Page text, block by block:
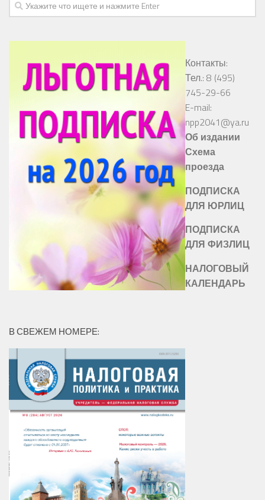
Контакты:
Тел.: 8 (495)
745-29-66
E-mail:
npp2041@ya.ru
Об издании
Схема
проезда
ПОДПИСКА
ДЛЯ ЮРЛИЦ
ПОДПИСКА
ДЛЯ ФИЗЛИЦ
НАЛОГОВЫЙ
КАЛЕНДАРЬ
В СВЕЖЕМ НОМЕРЕ: